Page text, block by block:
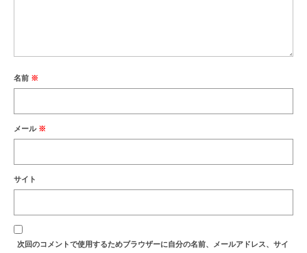
名前 ※
メール ※
サイト
次回のコメントで使用するためブラウザーに自分の名前、メールアドレス、サイ